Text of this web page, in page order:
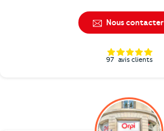
Nous contacter
97 avis clients